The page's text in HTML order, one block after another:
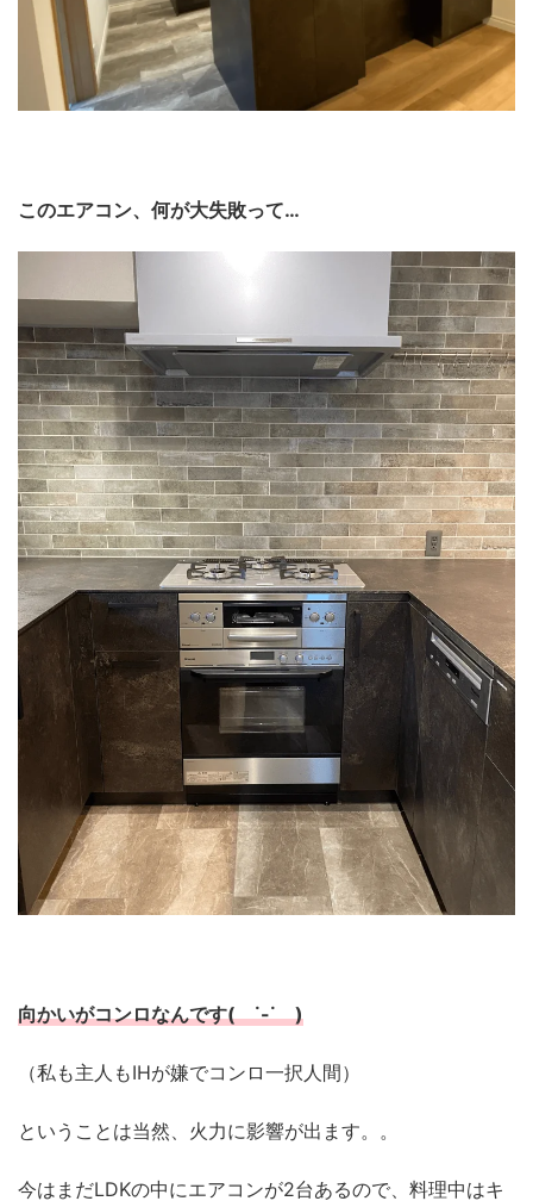
このエアコン、何が大失敗って…
向かいがコンロなんです( ˙-˙ )
（私も主人もIHが嫌でコンロ一択人間）
ということは当然、火力に影響が出ます。。
今はまだLDKの中にエアコンが2台あるので、料理中はキ